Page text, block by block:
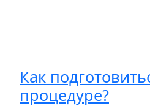
Как
процедуре?